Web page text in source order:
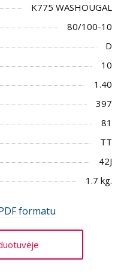
K775 WASHOUGAL
80/100-10
D
10
1.40
397
81
TT
42J
1.7 kg.
formatu